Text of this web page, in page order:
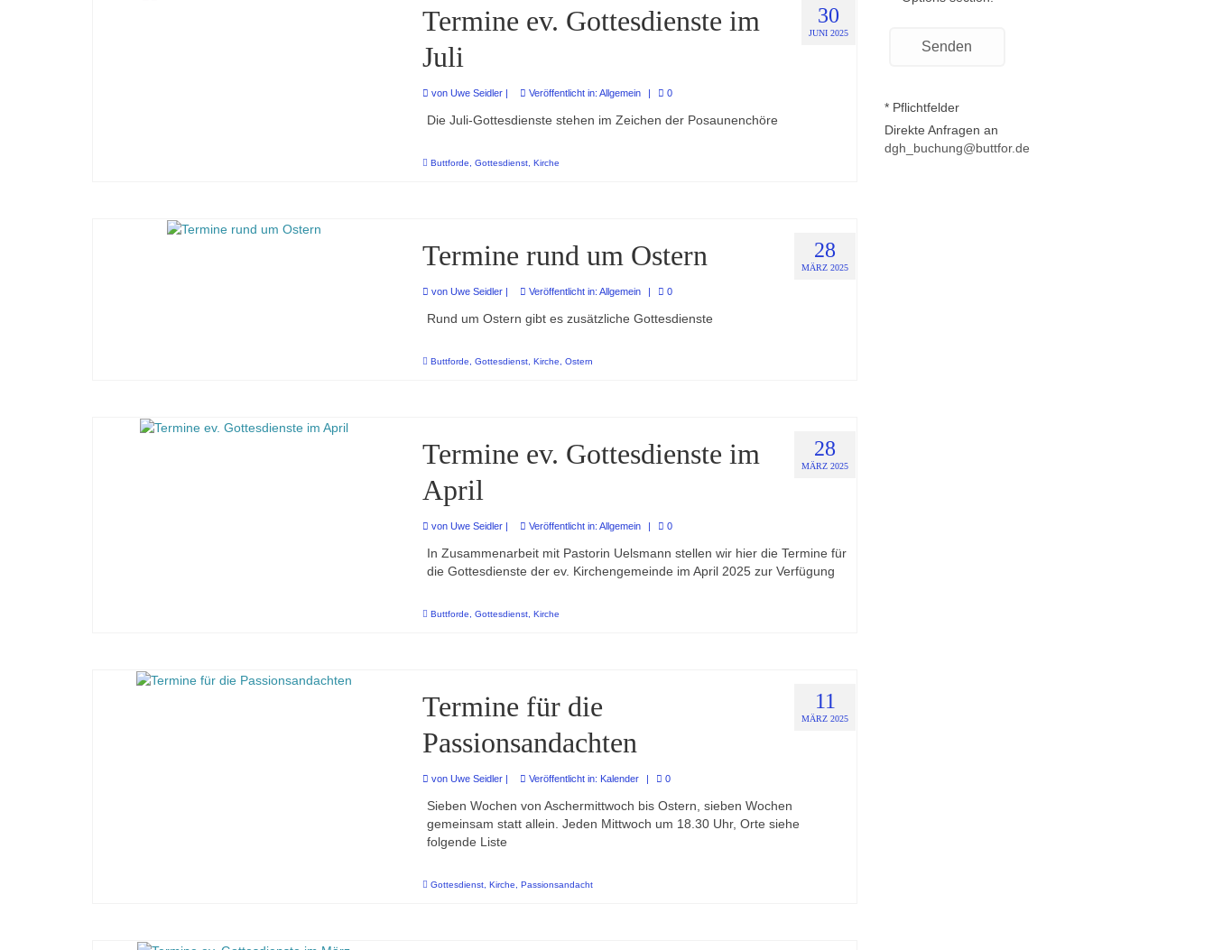
30
JUNI 2025
Termine ev. Gottesdienste im
Juli
von Uwe Seidler| Veröffentlicht in: Allgemein | 0
Die Juli-Gottesdienste stehen im Zeichen der Posaunenchöre
Buttforde Gottesdienst, Kirche
28
MÄRZ 2025
Termine rund um Ostern
von Uwe Seidler| Veröffentlicht in: Allgemein | 0
Rund um Ostern gibt es zusätzliche Gottesdienste
Buttforde Gottesdienst, Kirche Ostern
28
MÄRZ 2025
Termine ev. Gottesdienste im
April
von Uwe Seidler| Veröffentlicht in: Allgemein | 0
In Zusammenarbeit mit Pastorin Uelsmann stellen wir hier die Termine für
die Gottesdienste der ev. Kirchengemeinde im April 2025 zur Verfügung
Buttforde Gottesdienst, Kirche
11
MÄRZ 2025
Termine für die
Passionsandachten
von Uwe Seidler| Veröffentlicht in: Kalender | 0
Sieben Wochen von Aschermittwoch bis Ostern, sieben Wochen
gemeinsam statt allein. Jeden Mittwoch um 18.30 Uhr, Orte siehe
folgende Liste
Gottesdienst, Kirche Passionsandacht
* Pflichtfelder
Direkte Anfragen an
dgh_buchung@buttfor.de